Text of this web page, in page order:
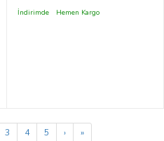
Pencere Sabitleyici Tutucu
İndirimde Hemen Kargo
3 4 5 › »